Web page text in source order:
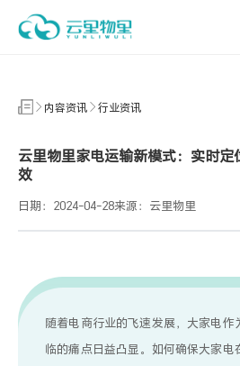
内容资讯 行业资讯
云里物里家电运输新模式：实时
效
日期：2024-04-28来源：云里物里
随着电商行业的飞速发展，大家电
临的痛点日益凸显。如何确保大家